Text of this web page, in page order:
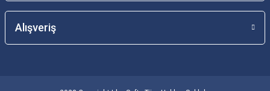
Alışveriş